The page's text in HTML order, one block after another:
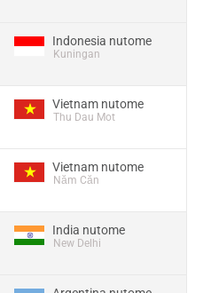
Indonesia nutome
Kuningan
Vietnam nutome
Thu Dau Mot
Vietnam nutome
Năm Căn
India nutome
New Delhi